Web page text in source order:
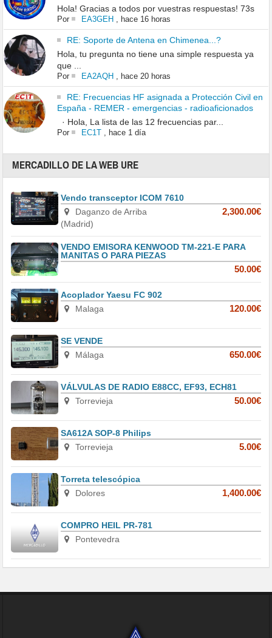
Hola! Gracias a todos por vuestras respuestas! 73s
Por EA3GEH, hace 16 horas
RE: Soporte de Antena en Chimenea...?
Hola, tu pregunta no tiene una simple respuesta ya
que ...
Por EA2AQH, hace 20 horas
RE: Frecuencias HF asignada a Protección Civil en
España - REMER - emergencias - radioaficionados
· Hola, La lista de las 12 frecuencias par...
Por EC1T, hace 1 día
MERCADILLO DE LA WEB URE
Vendo transceptor ICOM 7610
Daganzo de Arriba
(Madrid)
2,300.00€
VENDO EMISORA KENWOOD TM-221-E PARA
MANITAS O PARA PIEZAS
50.00€
Acoplador Yaesu FC 902
Malaga
120.00€
SE VENDE
Málaga
650.00€
VÁLVULAS DE RADIO E88CC, EF93, ECH81
Torrevieja
50.00€
SA612A SOP-8 Philips
Torrevieja
5.00€
Torreta telescópica
Dolores
1,400.00€
COMPRO HEIL PR-781
Pontevedra